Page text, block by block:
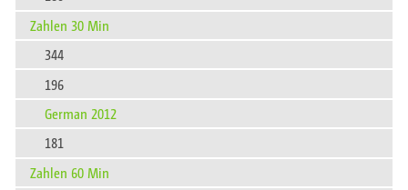
Zahlen 30 Min
344
196
German 2012
181
Zahlen 60 Min